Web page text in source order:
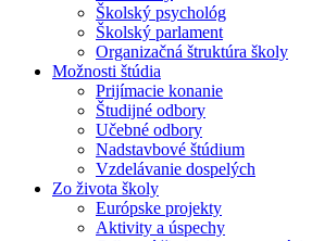
Školský psychológ
Školský parlament
Organizačná štruktúra školy
Možnosti štúdia
Prijímacie konanie
Študijné odbory
Učebné odbory
Nadstavbové štúdium
Vzdelávanie dospelých
Zo života školy
Európske projekty
Aktivity a úspechy